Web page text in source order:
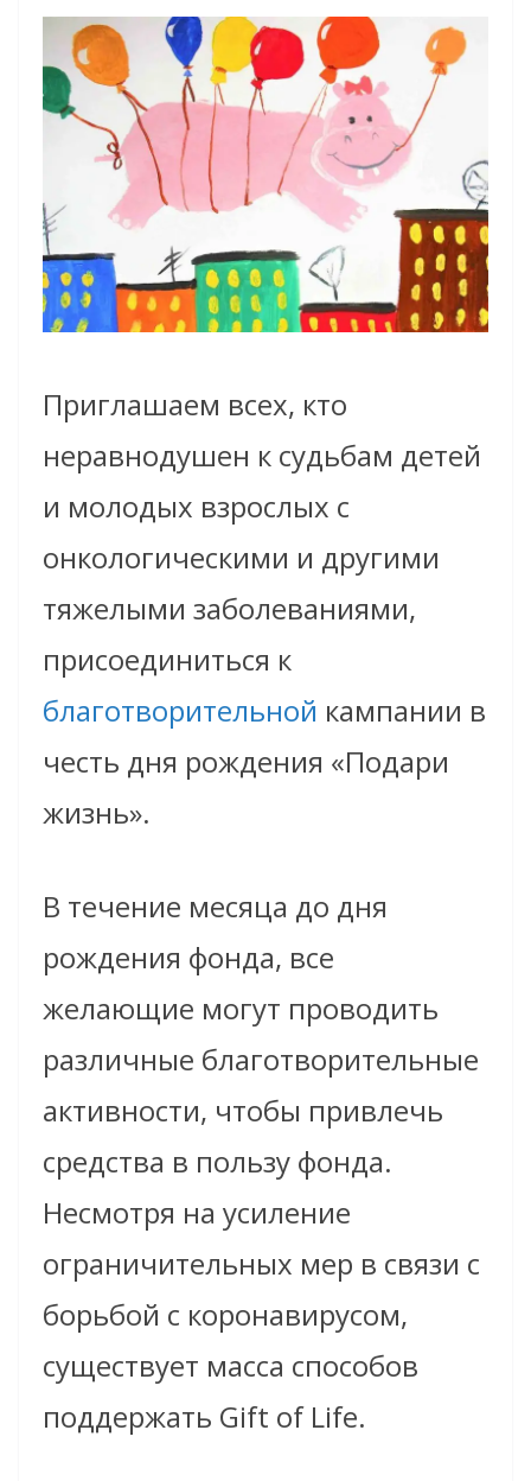
Приглашаем всех, кто
неравнодушен к судьбам детей
и молодых взрослых с
онкологическими и другими
тяжелыми заболеваниями,
присоединиться к
благотворительной кампании в
честь дня рождения «Подари
жизнь».
В течение месяца до дня
рождения фонда, все
желающие могут проводить
различные благотворительные
активности, чтобы привлечь
средства в пользу фонда.
Несмотря на усиление
ограничительных мер в связи с
борьбой с коронавирусом,
существует масса способов
поддержать Gift of Life.